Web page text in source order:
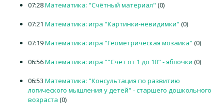
07:28Математика: "Счётный материал" (0)
07:21 Математика: игра "Картинки-невидимки" (0)
07:19Математика: игра "Геометрическая мозаика" (0)
06:56Математика: игра ""Счёт от 1 до 10" - яблочки (0)
06:53 Математика: "Консультация по развитию
логического мышления у детей" - старшего дошкольного
возраста (0)